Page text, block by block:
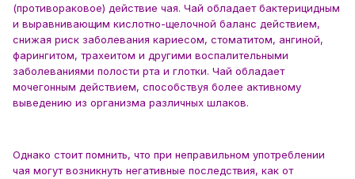
(противораковое) действие чая. Чай обладает бактерицидным
и выравнивающим кислотно-щелочной баланс действием,
снижая риск заболевания кариесом, стоматитом, ангиной,
фарингитом, трахеитом и другими воспалительными
заболеваниями полости рта и глотки. Чай обладает
мочегонным действием, способствуя более активному
выведению из организма различных шлаков.
Однако стоит помнить, что при неправильном употреблении
чая могут возникнуть негативные последствия, как от